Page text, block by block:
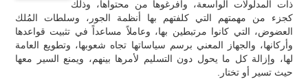
ذات المدلولات الواسعة، وأفرغوها من محتواها، وذلك
كجزء من مهمتهم التي كلفتهم بها أنظمة الجور، وسلطات المُلك
العضوض، التي كانوا مرتبطين بها، وعاملاً مساعداً في تثبيت قواعدها
وأركانها، والجهاز المعني برسم سياساتها تجاه شعوبها، وتطويع العامة
لها، وإزالة كل ما يحول دون التسليم لأمرها بينهم، ويمنع السير معها
حيث تسير أو تختار.